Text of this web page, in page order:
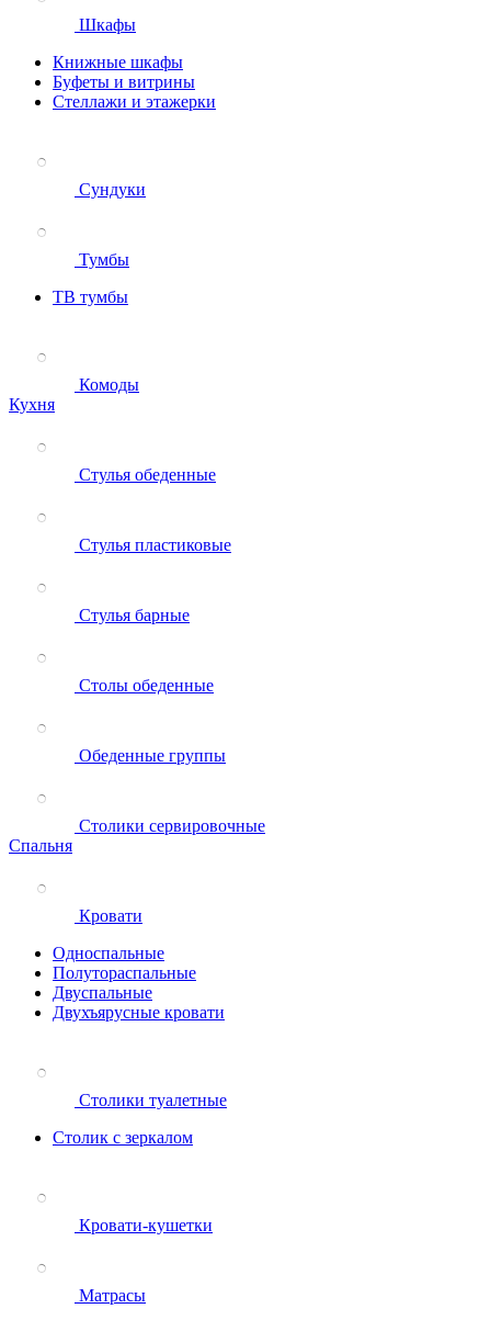
Шкафы
Книжные шкафы
Буфеты и витрины
Стеллажи и этажерки
Сундуки
Тумбы
ТВ тумбы
Комоды
Кухня
Стулья обеденные
Стулья пластиковые
Стулья барные
Столы обеденные
Обеденные группы
Столики сервировочные
Спальня
Кровати
Односпальные
Полутораспальные
Двуспальные
Двухъярусные кровати
Столики туалетные
Столик с зеркалом
Кровати-кушетки
Матрасы